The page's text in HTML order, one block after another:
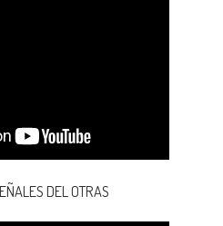
DEL OTRAS